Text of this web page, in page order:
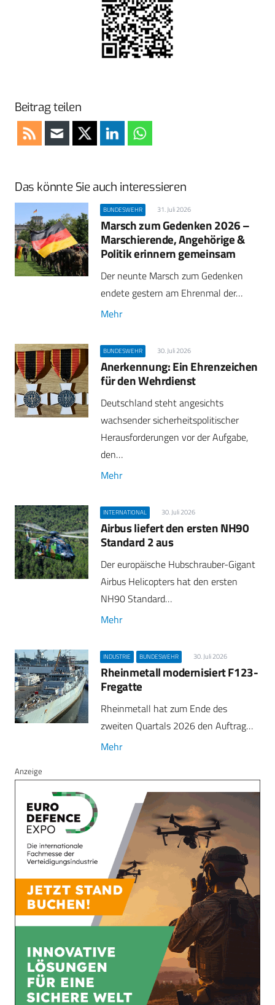
Beitrag teilen
Das könnte Sie auch interessieren
BUNDESWEHR 31. Juli 2026
Marsch zum Gedenken 2026 –
Marschierende, Angehörige &
Politik erinnern gemeinsam
Der neunte Marsch zum Gedenken
endete gestern am Ehrenmal der…
Mehr
BUNDESWEHR 30. Juli 2026
Anerkennung: Ein Ehrenzeichen
für den Wehrdienst
Deutschland steht angesichts
wachsender sicherheitspolitischer
Herausforderungen vor der Aufgabe,
den…
Mehr
INTERNATIONAL 30. Juli 2026
Airbus liefert den ersten NH90
Standard 2 aus
Der europäische Hubschrauber-Gigant
Airbus Helicopters hat den ersten
NH90 Standard…
Mehr
INDUSTRIE BUNDESWEHR 30. Juli 2026
Rheinmetall modernisiert F123-
Fregatte
Rheinmetall hat zum Ende des
zweiten Quartals 2026 den Auftrag…
Mehr
Anzeige